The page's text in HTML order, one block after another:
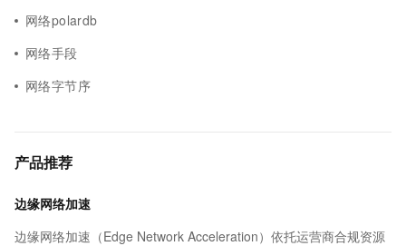
网络polardb
网络手段
网络字节序
产品推荐
边缘网络加速
边缘网络加速（Edge Network Acceleration）依托运营商合规资源